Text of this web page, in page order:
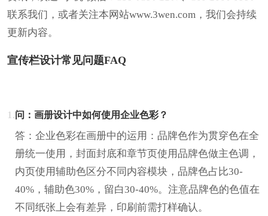
联系我们，或者关注本网站www.3wen.com，我们会持续
更新内容。
宣传栏设计常见问题FAQ
1.问：画册设计中如何使用企业色彩？
答：企业色彩在画册中的运用：品牌色作为贯穿色在全
册统一使用，封面封底和章节页使用品牌色做主色调，
内页使用辅助色区分不同内容模块，品牌色占比30-
40%，辅助色30%，留白30-40%。注意品牌色的色值在
不同纸张上会有差异，印刷前需打样确认。